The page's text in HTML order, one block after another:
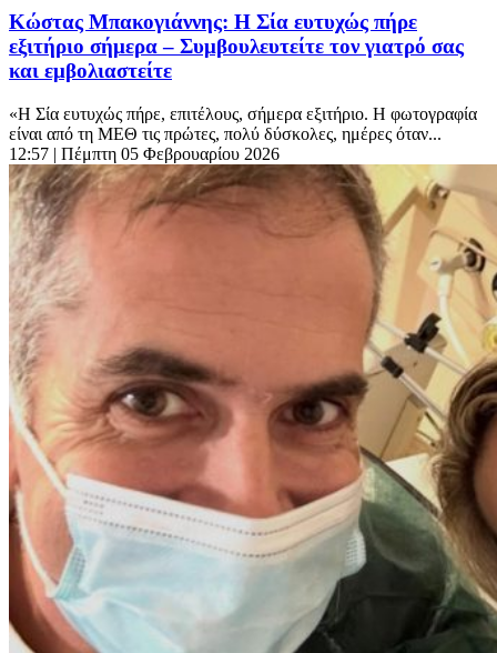
Κώστας Μπακογιάννης: Η Σία ευτυχώς πήρε
εξιτήριο σήμερα – Συμβουλευτείτε τον γιατρό σας
και εμβολιαστείτε
«Η Σία ευτυχώς πήρε, επιτέλους, σήμερα εξιτήριο. Η φωτογραφία
είναι από τη ΜΕΘ τις πρώτες, πολύ δύσκολες, ημέρες όταν...
12:57 | Πέμπτη 05 Φεβρουαρίου 2026